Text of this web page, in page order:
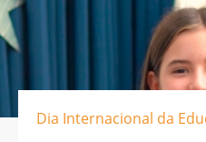
Dia Internacional da